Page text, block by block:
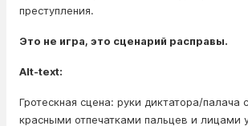
преступления.
Это не игра, это сценарий расправы.
Alt-text:
Гротескная сцена: руки диктатора/палача
красными отпечатками пальцев и лицами